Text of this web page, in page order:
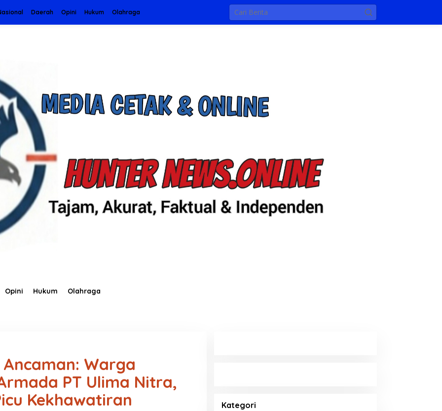
Daerah Opini Hukum Olahraga
Opini Hukum Olahraga
Warga
PT Ulima Nitra,
Kekhawatiran
Kategori